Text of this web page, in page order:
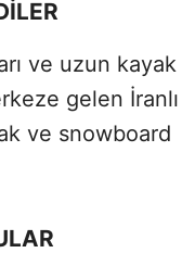
ve uzun kayak
gelen İranlı
ve snowboard